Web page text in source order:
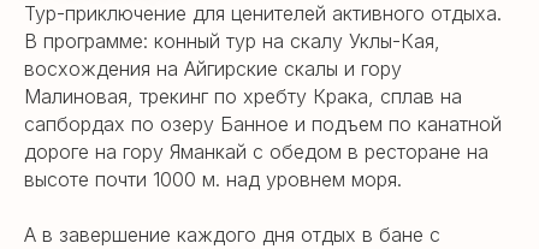
Тур-приключение для ценителей активного отдыха.
В программе: конный тур на скалу Уклы-Кая,
восхождения на Айгирские скалы и гору
Малиновая, трекинг по хребту Крака, сплав на
сапбордах по озеру Банное и подъем по канатной
дороге на гору Яманкай с обедом в ресторане на
высоте почти 1000 м. над уровнем моря.
А в завершение каждого дня отдых в бане с